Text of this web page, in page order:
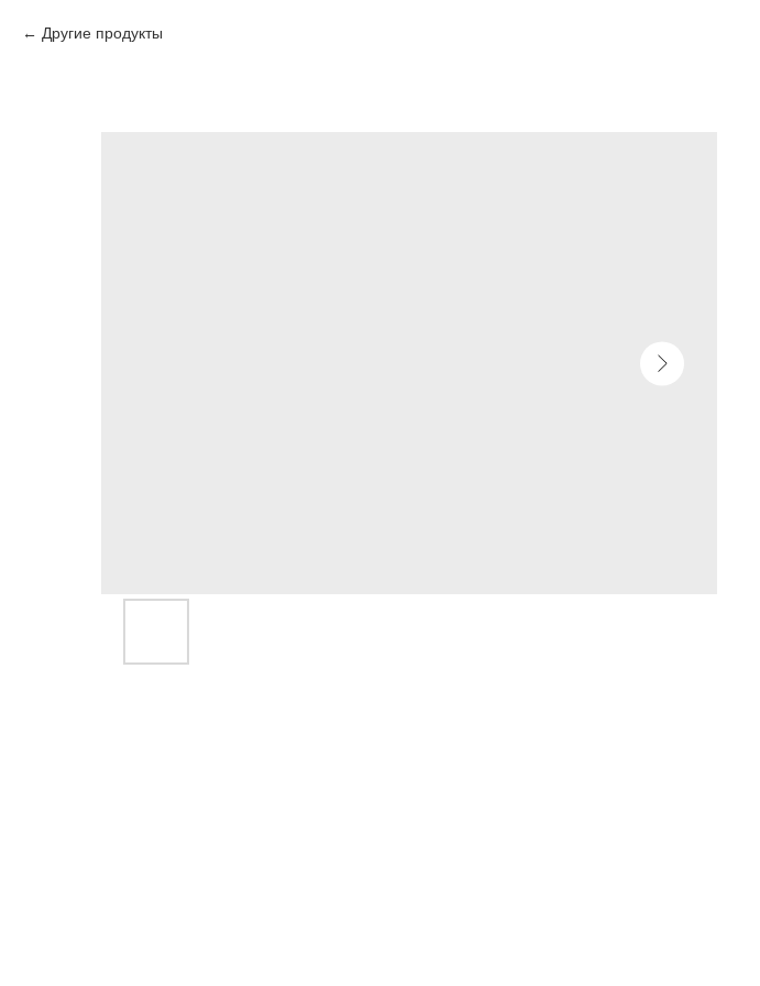
Другие продукты